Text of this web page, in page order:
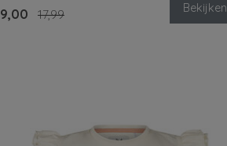
9,00 17,99 Bekijken